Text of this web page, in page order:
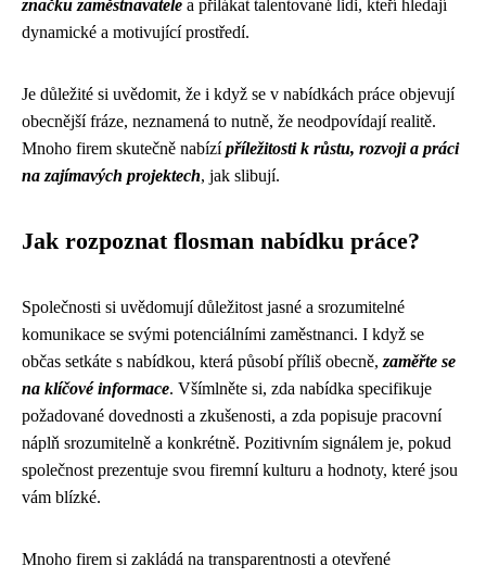
značku zaměstnavatele a přilákat talentované lidi, kteří hledají
dynamické a motivující prostředí.
Je důležité si uvědomit, že i když se v nabídkách práce objevují
obecnější fráze, neznamená to nutně, že neodpovídají realitě.
Mnoho firem skutečně nabízípříležitosti k růstu, rozvoji a práci
na zajímavých projektech, jak slibují.
Jak rozpoznat flosman nabídku práce?
Společnosti si uvědomují důležitost jasné a srozumitelné
komunikace se svými potenciálními zaměstnanci. I když se
občas setkáte s nabídkou, která působí příliš obecně, zaměřte se
na klíčové informace. Všímlněte si, zda nabídka specifikuje
požadované dovednosti a zkušenosti, a zda popisuje pracovní
náplň srozumitelně a konkrétně. Pozitivním signálem je, pokud
společnost prezentuje svou firemní kulturu a hodnoty, které jsou
vám blízké.
Mnoho firem si zakládá na transparentnosti a otevřené